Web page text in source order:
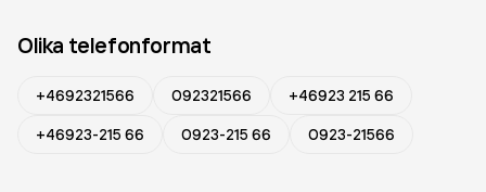
Olika telefonformat
+4692321566 092321566
+46923 215 66
+46923-215 66
0923-215 66 0923-21566